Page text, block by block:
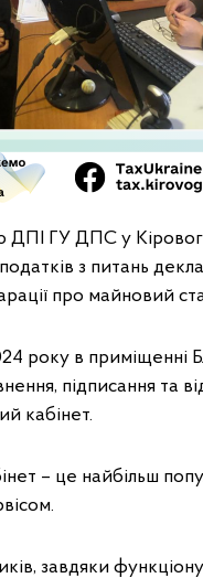
ДПІ ГУ ДПС у
з питань
про майновий
року в приміщенні
підписання та
кабінет.
– це найбільш
завдяки